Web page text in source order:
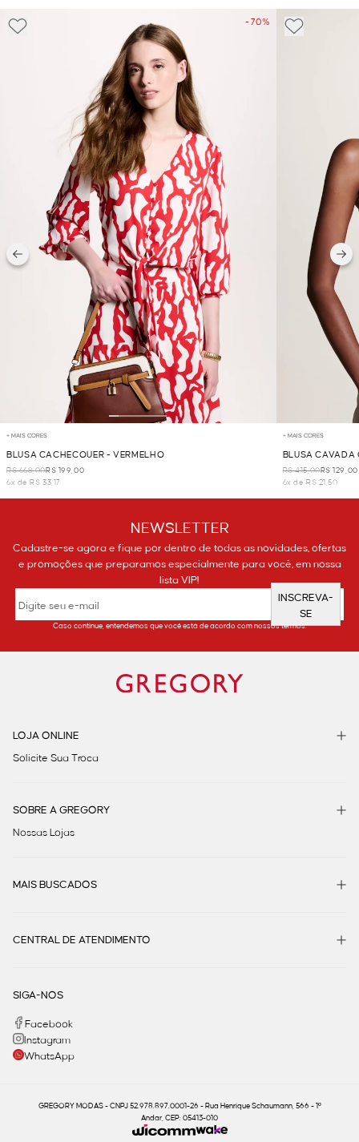
- 70%
+ MAIS CORES
BLUSA CACHECOUER - VERMELHO
R$ 668,00R$ 199,00
6x de R$ 33,17
+ MAIS CORES
BLUSA CAVADA
R$ 415,00R$ 129,00
6x de R$ 21,50
NEWSLETTER
Cadastre-se agora e fique por dentro de todas as novidades, ofertas
e promoções que preparamos especialmente para você, em nossa
lista VIP!
INSCREVA-
SE
Caso continue, entendemos que você está de acordo com nossos termos.
LOJA ONLINE
Solicite Sua Troca
SOBRE A GREGORY
Nossas Lojas
MAIS BUSCADOS
CENTRAL DE ATENDIMENTO
SIGA-NOS
Facebook
Instagram
WhatsApp
GREGORY MODAS - CNPJ 52.978.897.0001-26 - Rua Henrique Schaumann, 566 - 1º
Andar, CEP: 05413-010